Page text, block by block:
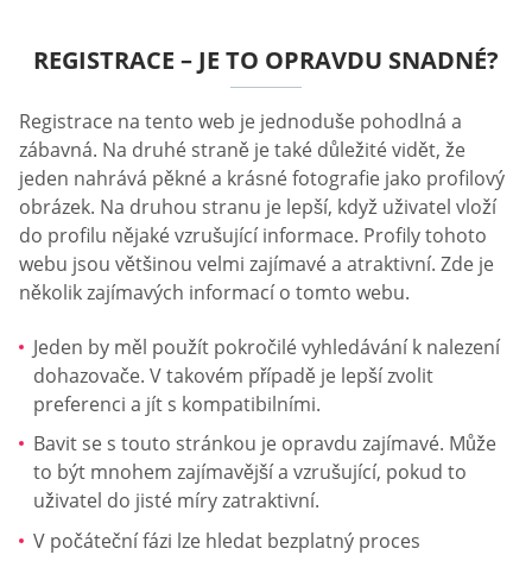
REGISTRACE – JE TO OPRAVDU SNADNÉ?
Registrace na tento web je jednoduše pohodlná a
zábavná. Na druhé straně je také důležité vidět, že
jeden nahrává pěkné a krásné fotografie jako profilový
obrázek. Na druhou stranu je lepší, když uživatel vloží
do profilu nějaké vzrušující informace. Profily tohoto
webu jsou většinou velmi zajímavé a atraktivní. Zde je
několik zajímavých informací o tomto webu.
Jeden by měl použít pokročilé vyhledávání k nalezení
dohazovače. V takovém případě je lepší zvolit
preferenci a jít s kompatibilními.
Bavit se s touto stránkou je opravdu zajímavé. Může
to být mnohem zajímavější a vzrušující, pokud to
uživatel do jisté míry zatraktivní.
V počáteční fázi lze hledat bezplatný proces